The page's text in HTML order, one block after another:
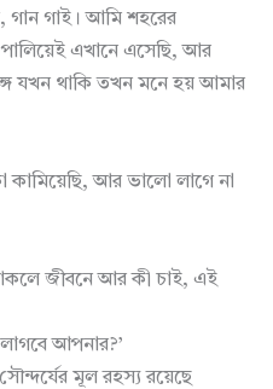
গান গাই। আমি শহরের
এখানে এসেছি, আর
যখন থাকি তখন মনে হয় আমার
কামিয়েছি, আর ভালো লাগে না
জীবনে আর কী চাই, এই
আপনার?’
মূল রহস্য রয়েছে